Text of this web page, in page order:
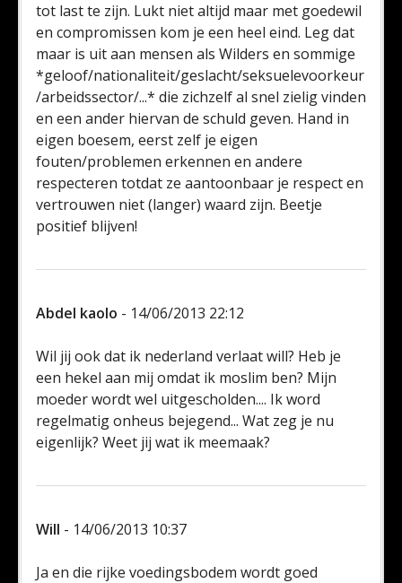
tot last te zijn. Lukt niet altijd maar met goedewil
en compromissen kom je een heel eind. Leg dat
maar is uit aan mensen als Wilders en sommige
*geloof/nationaliteit/geslacht/seksuelevoorkeur
/arbeidssector/...* die zichzelf al snel zielig vinden
en een ander hiervan de schuld geven. Hand in
eigen boesem, eerst zelf je eigen
fouten/problemen erkennen en andere
respecteren totdat ze aantoonbaar je respect en
vertrouwen niet (langer) waard zijn. Beetje
positief blijven!
Abdel kaolo - 14/06/2013 22:12
Wil jij ook dat ik nederland verlaat will? Heb je
een hekel aan mij omdat ik moslim ben? Mijn
moeder wordt wel uitgescholden.... Ik word
regelmatig onheus bejegend... Wat zeg je nu
eigenlijk? Weet jij wat ik meemaak?
Will - 14/06/2013 10:37
Ja en die rijke voedingsbodem wordt goed